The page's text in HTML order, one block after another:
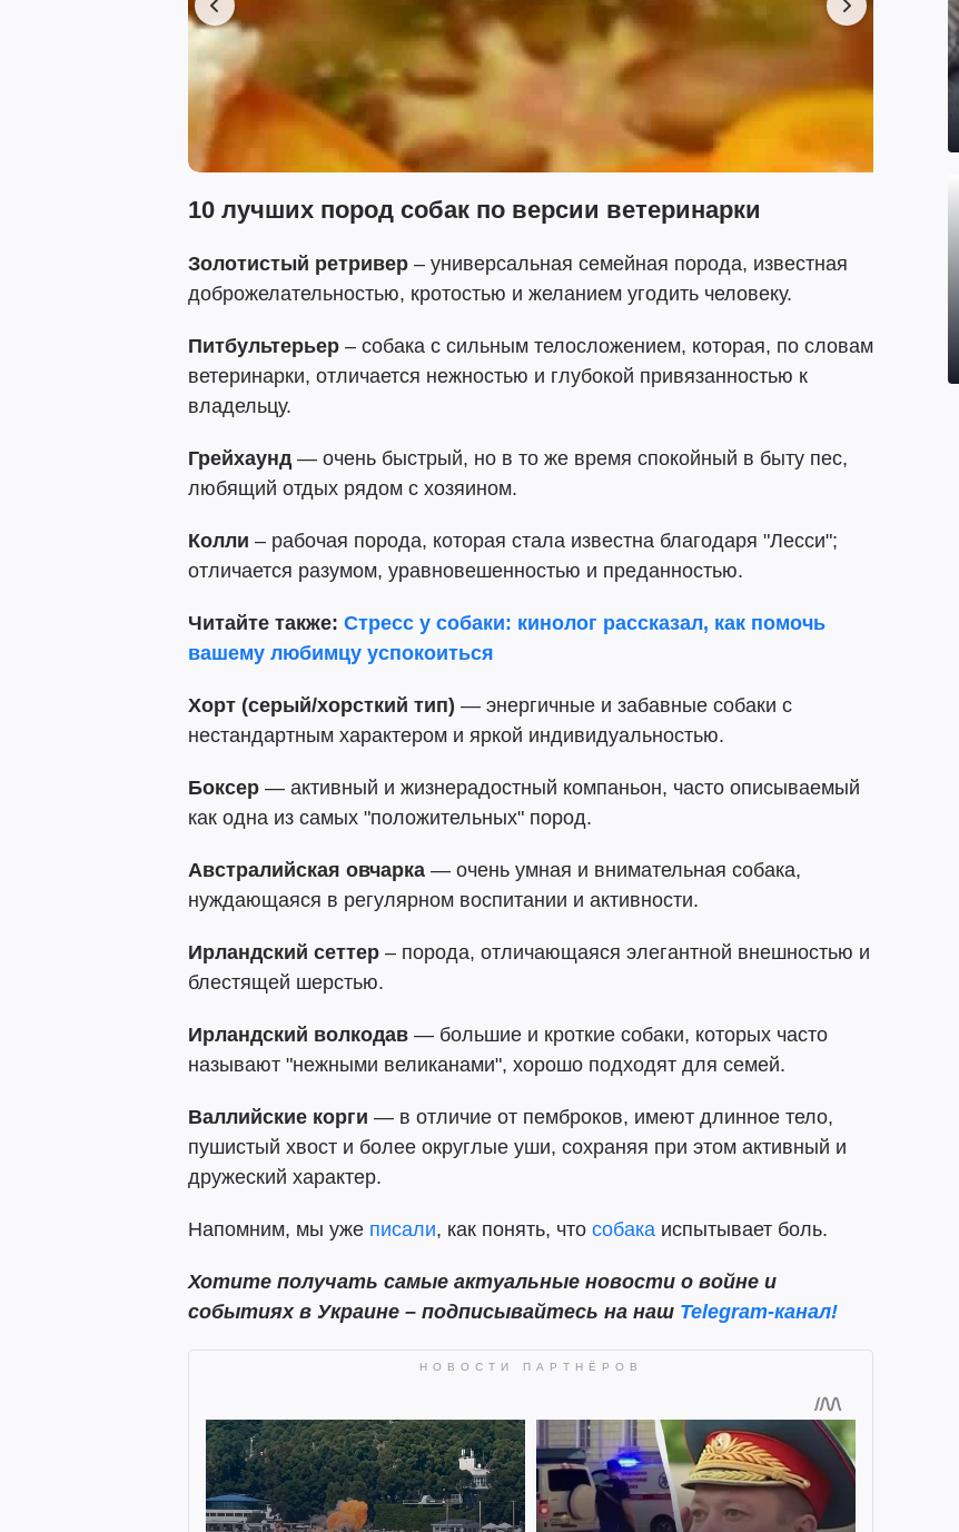
10 лучших пород собак по версии ветеринарки
Золотистый ретривер – универсальная семейная порода, известная
доброжелательностью, кротостью и желанием угодить человеку.
Питбультерьер – собака с сильным телосложением, которая, по словам
ветеринарки, отличается нежностью и глубокой привязанностью к
владельцу.
Грейхаунд — очень быстрый, но в то же время спокойный в быту пес,
любящий отдых рядом с хозяином.
Колли – рабочая порода, которая стала известна благодаря "Лесси";
отличается разумом, уравновешенностью и преданностью.
Читайте также: Стресс у собаки: кинолог рассказал, как помочь
вашему любимцу успокоиться
Хорт (серый/хорсткий тип) — энергичные и забавные собаки с
нестандартным характером и яркой индивидуальностью.
Боксер — активный и жизнерадостный компаньон, часто описываемый
как одна из самых "положительных" пород.
Австралийская овчарка — очень умная и внимательная собака,
нуждающаяся в регулярном воспитании и активности.
Ирландский сеттер – порода, отличающаяся элегантной внешностью и
блестящей шерстью.
Ирландский волкодав — большие и кроткие собаки, которых часто
называют "нежными великанами", хорошо подходят для семей.
Валлийские корги — в отличие от пемброков, имеют длинное тело,
пушистый хвост и более округлые уши, сохраняя при этом активный и
дружеский характер.
Напомним, мы уже писали, как понять, что собака испытывает боль.
Хотите получать самые актуальные новости о войне и
событиях в Украине – подписывайтесь на наш Telegram-канал!